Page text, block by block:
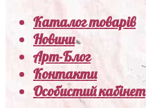
Каталог товарів
Новини
Арт-Блог
Контакти
Особистий кабінет